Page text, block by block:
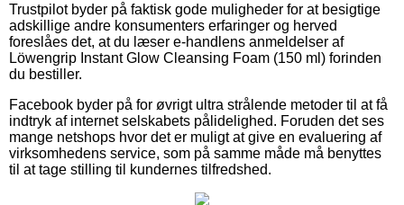
Trustpilot byder på faktisk gode muligheder for at besigtige
adskillige andre konsumenters erfaringer og herved
foreslåes det, at du læser e-handlens anmeldelser af
Löwengrip Instant Glow Cleansing Foam (150 ml) forinden
du bestiller.
Facebook byder på for øvrigt ultra strålende metoder til at få
indtryk af internet selskabets pålidelighed. Foruden det ses
mange netshops hvor det er muligt at give en evaluering af
virksomhedens service, som på samme måde må benyttes
til at tage stilling til kundernes tilfredshed.